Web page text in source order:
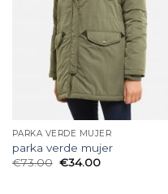
PARKA VERDE MUJER
parka verde mujer
€73.00 €34.00